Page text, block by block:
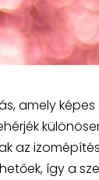
amely
az
így a